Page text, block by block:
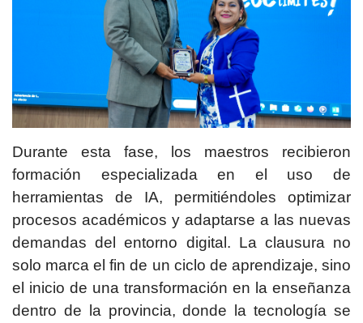
Durante esta fase, los maestros recibieron
formación especializada en el uso de
herramientas de IA, permitiéndoles optimizar
procesos académicos y adaptarse a las nuevas
demandas del entorno digital. La clausura no
solo marca el fin de un ciclo de aprendizaje, sino
el inicio de una transformación en la enseñanza
dentro de la provincia, donde la tecnología se